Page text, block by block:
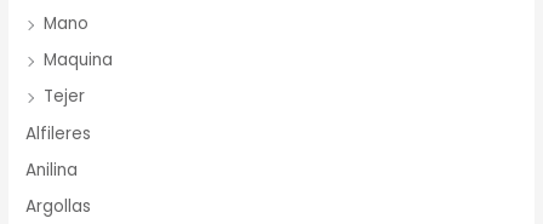
Mano
Maquina
Tejer
Alfileres
Anilina
Argollas